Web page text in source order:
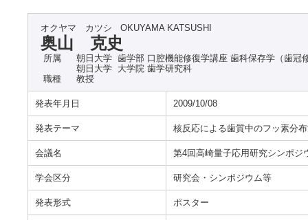
オクヤマ カツシ OKUYAMA KATSUSHI
奥山 克史
所属
朝日大学 歯学部 口腔機能修復学講座 歯科保存学（歯冠
朝日大学 大学院 歯学研究科
職種
教授
発表年月日 2009/10/08
発表テーマ 核反応による歯質中のフッ素分
会議名 第4回高崎量子応用研究シンポジ
学会区分 研究会・シンポジウム等
発表形式 ポスター